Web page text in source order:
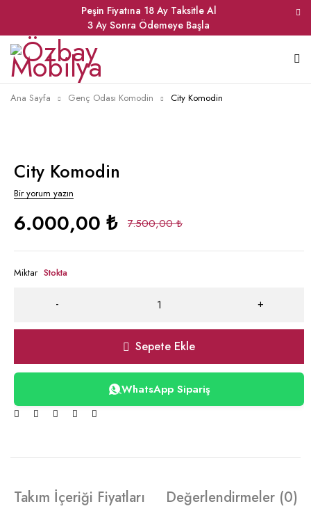
Peşin Fiyatına 18 Ay Taksitle Al
3 Ay Sonra Ödemeye Başla
Ana Sayfa Genç Odası Komodin City Komodin
City Komodin
Bir yorum yazın
7.500,00₺
6.000,00 ₺
Miktar Stokta
Sepete Ekle
WhatsApp Sipariş
Takım İçeriği Fiyatları
Değerlendirmeler (0)